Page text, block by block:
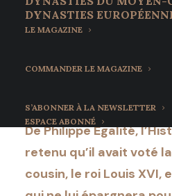
DYNASTIES
LE MAGAZINE
COMMANDER LE MAGAZINE
S’ABONNER À LA NEWSLETTER
ESPACE ABONNÉ
14 juillet 2022
De Philippe Egalité,
retenu qu’il avait voté
cousin, le roi Louis XVI,